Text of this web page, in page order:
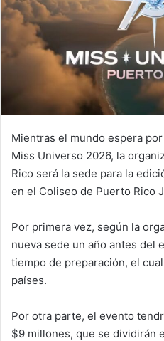
Mientras el mundo espera
Miss Universo 2026, la
Rico será la sede para la
en el Coliseo de Puerto Rico
Por primera vez, según la
nueva sede un año antes del
tiempo de preparación, el
países.
Por otra parte, el evento
$9 millones, que se dividirán